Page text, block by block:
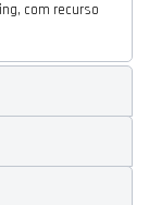
com recurso